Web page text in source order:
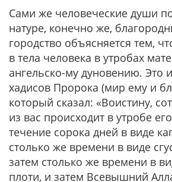
Сами же человеческие души
натуре, конечно же,
городство объясняется тем,
в тела человека в утробах
ангельско-му дуновению. Это
хадисов Пророка (мир ему и
который сказал: «Воистину,
из вас происходит в утробе
течение сорока дней в виде
столько же времени в виде
затем столько же времени в
плоти, и затем Всевышний